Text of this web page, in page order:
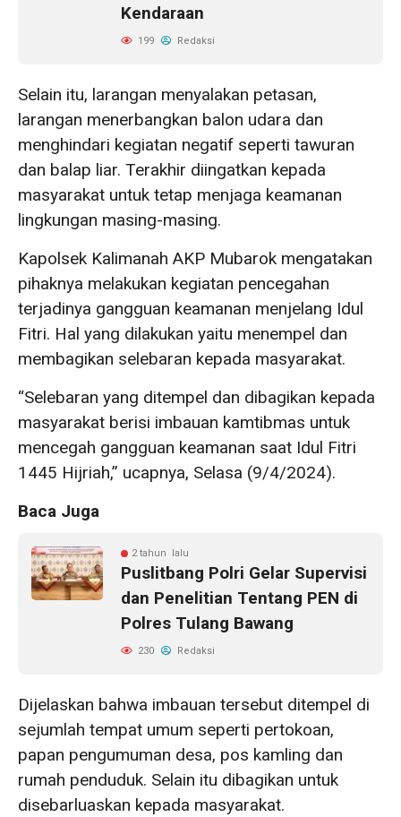
Kendaraan
199 Redaksi
Selain itu, larangan menyalakan petasan,
larangan menerbangkan balon udara dan
menghindari kegiatan negatif seperti tawuran
dan balap liar. Terakhir diingatkan kepada
masyarakat untuk tetap menjaga keamanan
lingkungan masing-masing.
Kapolsek Kalimanah AKP Mubarok mengatakan
pihaknya melakukan kegiatan pencegahan
terjadinya gangguan keamanan menjelang Idul
Fitri. Hal yang dilakukan yaitu menempel dan
membagikan selebaran kepada masyarakat.
“Selebaran yang ditempel dan dibagikan kepada
masyarakat berisi imbauan kamtibmas untuk
mencegah gangguan keamanan saat Idul Fitri
1445 Hijriah,” ucapnya, Selasa (9/4/2024).
Baca Juga
2 tahun lalu
Puslitbang Polri Gelar Supervisi
dan Penelitian Tentang PEN di
Polres Tulang Bawang
230 Redaksi
Dijelaskan bahwa imbauan tersebut ditempel di
sejumlah tempat umum seperti pertokoan,
papan pengumuman desa, pos kamling dan
rumah penduduk. Selain itu dibagikan untuk
disebarluaskan kepada masyarakat.